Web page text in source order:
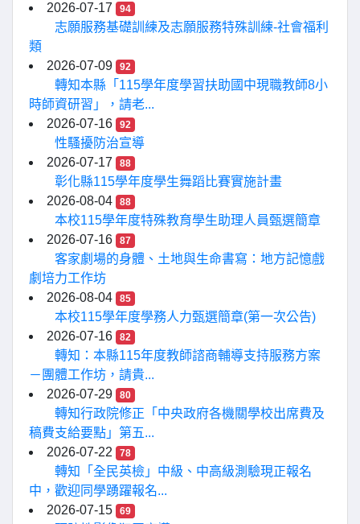
2026-07-17
94
志願服務基礎訓練及志願服務特殊訓練-社會福利
類
2026-07-09
92
轉知本縣「115學年度學習扶助國中現職教師8小
時師資研習」，請老...
2026-07-16
92
性騷擾防治宣導
2026-07-17
88
彰化縣115學年度學生舞蹈比賽實施計畫
2026-08-04
88
本校115學年度特殊教育學生助理人員甄選簡章
2026-07-16
87
客家劇場的身體、土地與生命書寫：地方記憶戲
劇培力工作坊
2026-08-04
85
本校115學年度學務人力甄選簡章(第一次公告)
2026-07-16
82
轉知：本縣115年度教師諮商輔導支持服務方案
－團體工作坊，請貴...
2026-07-29
80
轉知行政院修正「中央政府各機關學校出席費及
稿費支給要點」第五...
2026-07-22
78
轉知「全民英檢」中級、中高級測驗現正報名
中，歡迎同學踴躍報名...
2026-07-15
69